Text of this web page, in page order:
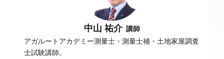
中山 祐介 講師
アガルートアカデミー測量士・測量士補・土地家屋調査
士試験講師。